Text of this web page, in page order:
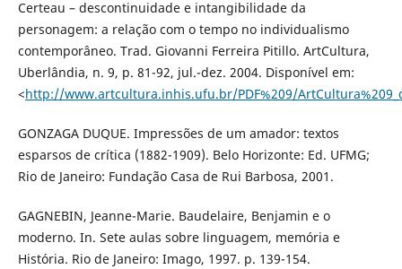
Certeau – descontinuidade e intangibilidade da
personagem: a relação com o tempo no individualismo
contemporâneo. Trad. Giovanni Ferreira Pitillo. ArtCultura,
Uberlândia, n. 9, p. 81-92, jul.-dez. 2004. Disponível em:
<http://www.artcultura.inhis.ufu.br/PDF%209/
GONZAGA DUQUE. Impressões de um amador: textos
esparsos de crítica (1882-1909). Belo Horizonte: Ed. UFMG;
Rio de Janeiro: Fundação Casa de Rui Barbosa, 2001.
GAGNEBIN, Jeanne-Marie. Baudelaire, Benjamin e o
moderno. In. Sete aulas sobre linguagem, memória e
História. Rio de Janeiro: Imago, 1997. p. 139-154.